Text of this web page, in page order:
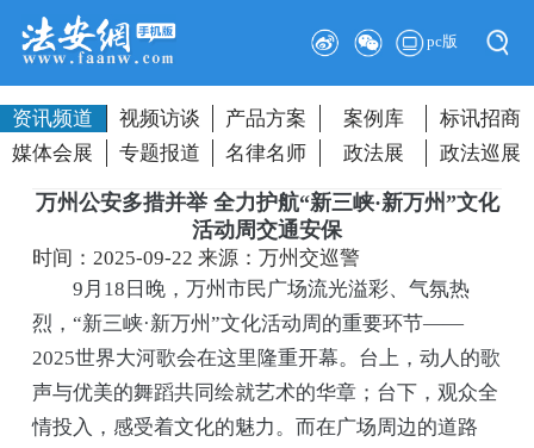
pc版
资讯频道 视频访谈 产品方案 案例库
标讯招商
媒体会展
专题报道 名律名师 政法展 政法巡展
万州公安多措并举 全力护航“新三峡·新万州”文化
活动周交通安保
时间：2025-09-22来源：万州交巡警
9月18日晚，万州市民广场流光溢彩、气氛热
烈，“新三峡·新万州”文化活动周的重要环节——
2025世界大河歌会在这里隆重开幕。台上，动人的歌
声与优美的舞蹈共同绘就艺术的华章；台下，观众全
情投入，感受着文化的魅力。而在广场周边的道路